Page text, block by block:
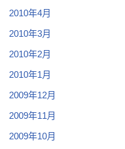
2010年4月
2010年3月
2010年2月
2010年1月
2009年12月
2009年11月
2009年10月